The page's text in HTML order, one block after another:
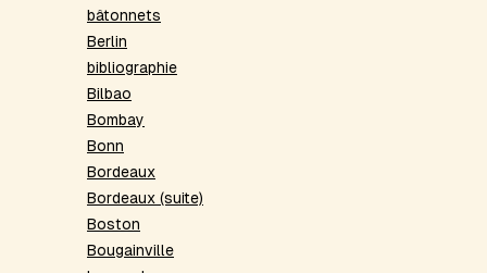
bâtonnets
Berlin
bibliographie
Bilbao
Bombay
Bonn
Bordeaux
Bordeaux (suite)
Boston
Bougainville